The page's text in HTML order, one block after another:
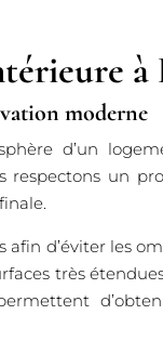
à
moderne
d’un
un
d’éviter les
très